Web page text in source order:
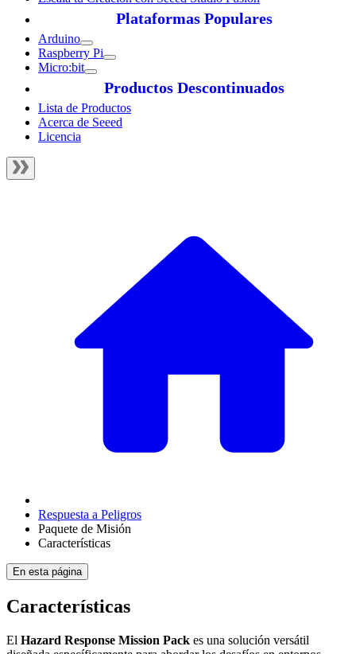
Plataformas Populares
Arduino
Raspberry Pi
Micro:bit
Productos Descontinuados
Lista de Productos
Acerca de Seeed
Licencia
Respuesta a Peligros
Paquete de Misión
Características
En esta página
Características
El Hazard Response Mission Pack es una solución versátil